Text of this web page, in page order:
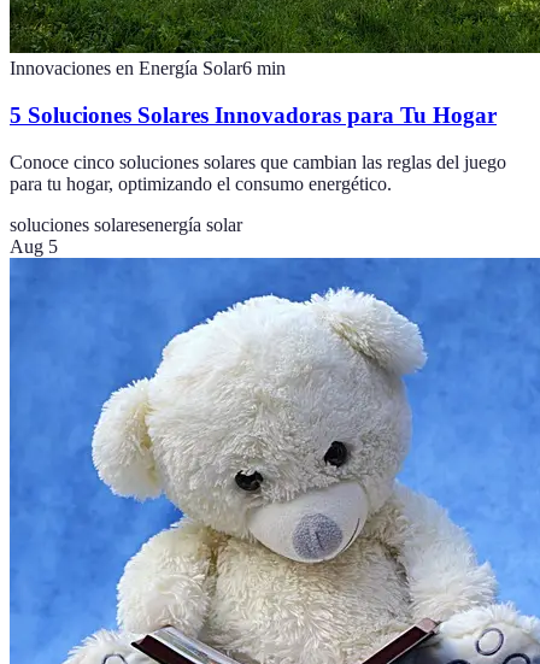
Innovaciones en Energía Solar6 min
5 Soluciones Solares Innovadoras para Tu Hogar
Conoce cinco soluciones solares que cambian las reglas del juego
para tu hogar, optimizando el consumo energético.
soluciones solaresenergía solar
Aug 5